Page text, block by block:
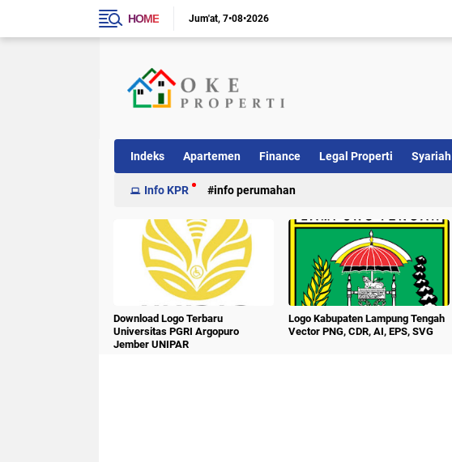
HOME Jum'at 7•08•2026
Indeks Apartemen Finance Legal Properti Syariah
Info KPR info perumahan
Download Logo Terbaru
Universitas PGRI Argopuro
Jember UNIPAR
Logo Kabupaten Lampung Tengah
Vector PNG, CDR, AI, EPS, SVG